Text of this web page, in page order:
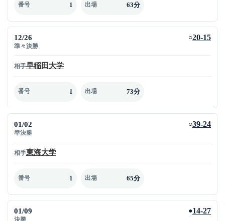
番号 1 出場 63分
12/26
準々決勝
○20-15
相手早稲田大学
番号 1 出場 73分
01/02
準決勝
○39-24
相手東海大学
番号 1 出場 65分
01/09
決勝
●14-27